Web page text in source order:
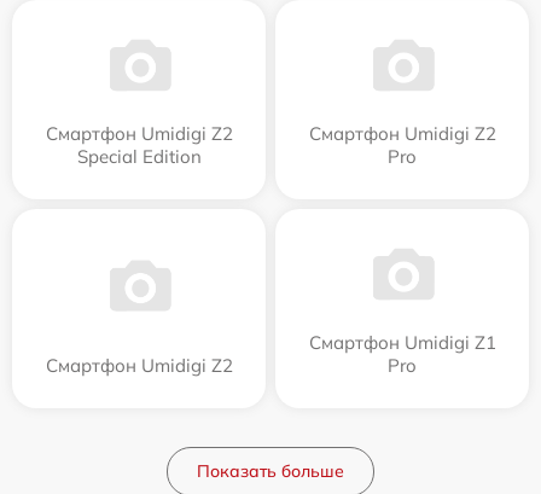
Смартфон Umidigi Z2
Special Edition
Смартфон Umidigi Z2
Pro
Смартфон Umidigi Z2
Смартфон Umidigi Z1
Pro
Показать больше